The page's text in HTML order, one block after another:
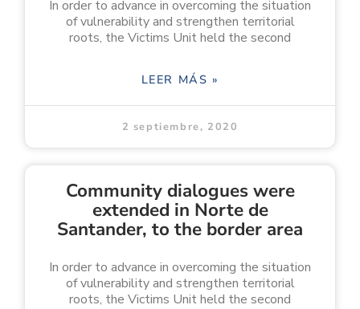
In order to advance in overcoming the situation
of vulnerability and strengthen territorial
roots, the Victims Unit held the second
LEER MÁS »
2 septiembre, 2020
Community dialogues were
extended in Norte de
Santander, to the border area
In order to advance in overcoming the situation
of vulnerability and strengthen territorial
roots, the Victims Unit held the second